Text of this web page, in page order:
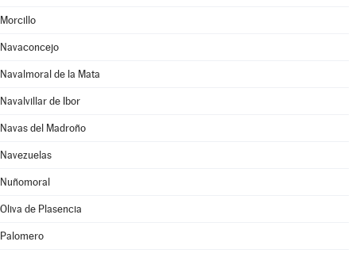
Morcillo
Navaconcejo
Navalmoral de la Mata
Navalvillar de Ibor
Navas del Madroño
Navezuelas
Nuñomoral
Oliva de Plasencia
Palomero